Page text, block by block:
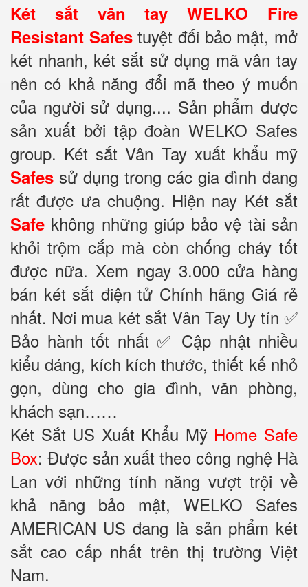
Két sắt vân tay WELKO Fire
Resistant Safestuyệt đối bảo mật, mở
két nhanh, két sắt sử dụng mã vân tay
nên có khả năng đổi mã theo ý muốn
của người sử dụng.... Sản phẩm được
sản xuất bởi tập đoàn WELKO Safes
group. Két sắt Vân Tay xuất khẩu mỹ
Safes sử dụng trong các gia đình đang
rất được ưa chuộng. Hiện nay Két sắt
Safe không những giúp bảo vệ tài sản
khỏi trộm cắp mà còn chống cháy tốt
được nữa. Xem ngay 3.000 cửa hàng
bán két sắt điện tử Chính hãng Giá rẻ
nhất. Nơi mua két sắt Vân Tay Uy tín ✅
Bảo hành tốt nhất ✅ Cập nhật nhiều
kiểu dáng, kích kích thước, thiết kế nhỏ
gọn, dùng cho gia đình, văn phòng,
khách sạn……
Két Sắt US Xuất Khẩu Mỹ Home Safe
Box: Được sản xuất theo công nghệ Hà
Lan với những tính năng vượt trội về
khả năng bảo mật, WELKO Safes
AMERICAN US đang là sản phẩm két
sắt cao cấp nhất trên thị trường Việt
Nam.